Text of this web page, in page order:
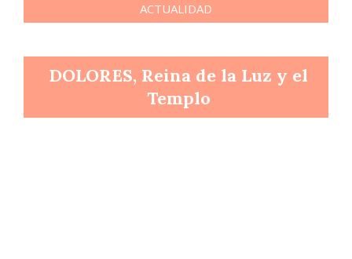
ACTUALIDAD
DOLORES, Reina de la Luz y el
Templo